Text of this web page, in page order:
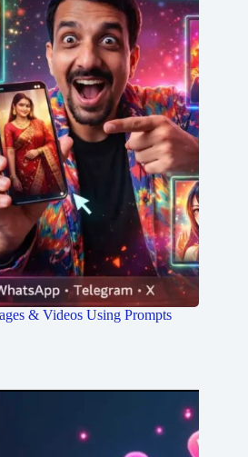
& Videos Using Prompts